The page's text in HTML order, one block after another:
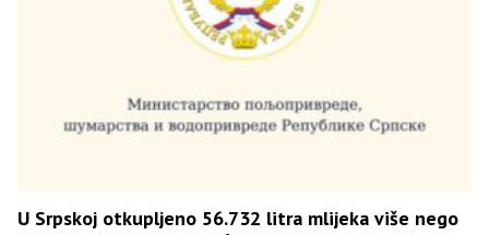
U Srpskoj otkupljeno 56.732 litra mlijeka više nego